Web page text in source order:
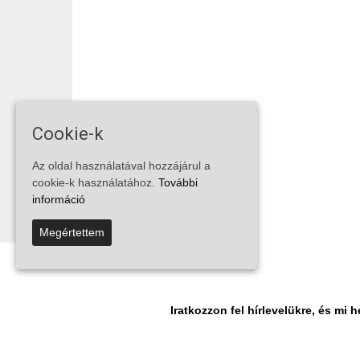
Iratkozzon fel hírlevelükre, és mi
Cookie-k
Az oldal használatával hozzájárul a
cookie-k használatához. További
információ
Megértettem